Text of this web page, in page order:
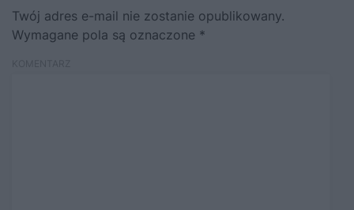
Twój adres e-mail nie zostanie opublikowany.
Wymagane pola są oznaczone *